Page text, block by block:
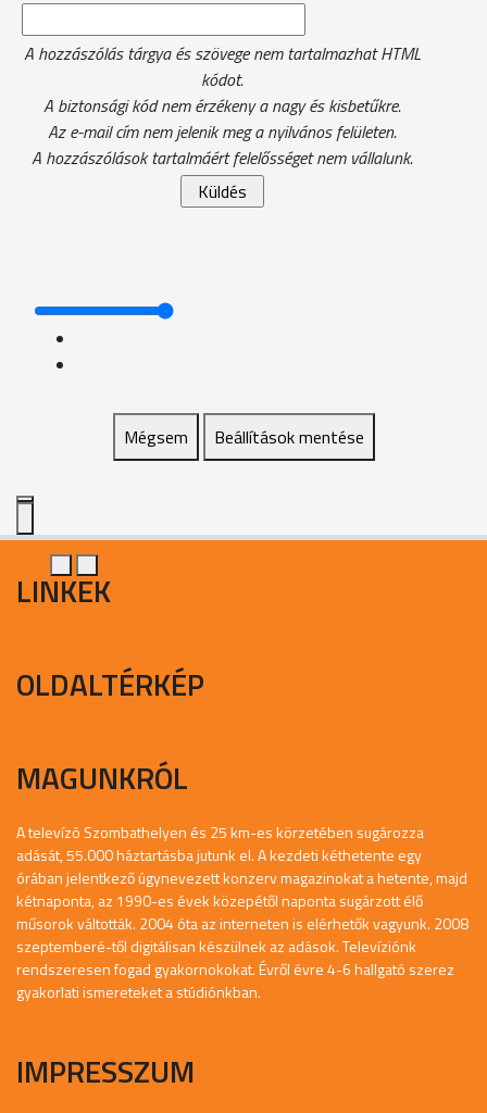
A hozzászólás tárgya és szövege nem tartalmazhat HTML
kódot.
A biztonsági kód nem érzékeny a nagy és kisbetűkre.
Az e-mail cím nem jelenik meg a nyilvános felületen.
A hozzászólások tartalmáért felelősséget nem vállalunk.
Mégsem Beállítások mentése
LINKEK
OLDALTÉRKÉP
MAGUNKRÓL
A televízó Szombathelyen és 25 km-es körzetében sugározza
adását, 55.000 háztartásba jutunk el. A kezdeti kéthetente egy
órában jelentkező úgynevezett konzerv magazinokat a hetente, majd
kétnaponta, az 1990-es évek közepétől naponta sugárzott élő
műsorok váltották. 2004 óta az interneten is elérhetők vagyunk. 2008
szeptemberé-től digitálisan készülnek az adások. Televíziónk
rendszeresen fogad gyakornokokat. Évről évre 4-6 hallgató szerez
gyakorlati ismereteket a stúdiónkban.
IMPRESSZUM